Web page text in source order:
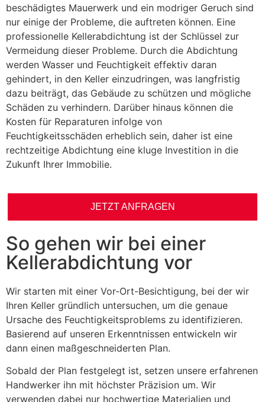
beschädigtes Mauerwerk und ein modriger Geruch sind
nur einige der Probleme, die auftreten können. Eine
professionelle Kellerabdichtung ist der Schlüssel zur
Vermeidung dieser Probleme. Durch die Abdichtung
werden Wasser und Feuchtigkeit effektiv daran
gehindert, in den Keller einzudringen, was langfristig
dazu beiträgt, das Gebäude zu schützen und mögliche
Schäden zu verhindern. Darüber hinaus können die
Kosten für Reparaturen infolge von
Feuchtigkeitsschäden erheblich sein, daher ist eine
rechtzeitige Abdichtung eine kluge Investition in die
Zukunft Ihrer Immobilie.
JETZT ANFRAGEN
So gehen wir bei einer
Kellerabdichtung vor
Wir starten mit einer Vor-Ort-Besichtigung, bei der wir
Ihren Keller gründlich untersuchen, um die genaue
Ursache des Feuchtigkeitsproblems zu identifizieren.
Basierend auf unseren Erkenntnissen entwickeln wir
dann einen maßgeschneiderten Plan.
Sobald der Plan festgelegt ist, setzen unsere erfahrenen
Handwerker ihn mit höchster Präzision um. Wir
verwenden dabei nur hochwertige Materialien und